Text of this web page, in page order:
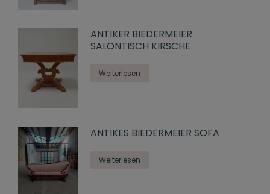
ANTIKER BIEDERMEIER
SALONTISCH KIRSCHE
Weiterlesen
ANTIKES BIEDERMEIER SOFA
Weiterlesen